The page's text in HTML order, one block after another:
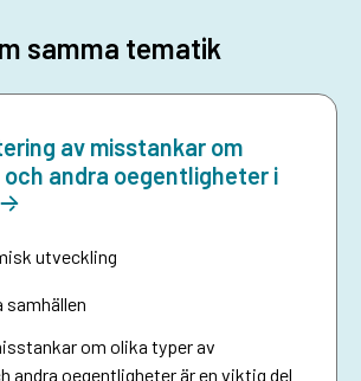
samma tematik
av misstankar om
andra oegentligheter i
utveckling
samhällen
om olika typer av
andra oegentligheter är en viktig del